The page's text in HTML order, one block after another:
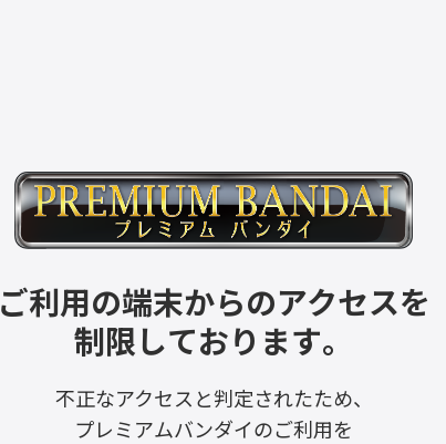
ご利用の端末からのアクセスを
制限しております。
不正なアクセスと判定されたため、
プレミアムバンダイのご利用を